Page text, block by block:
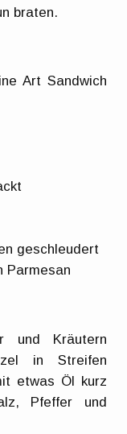
braten.
Art Sandwich
geschleudert
Parmesan
und Kräutern
in Streifen
etwas Öl kurz
Pfeffer und